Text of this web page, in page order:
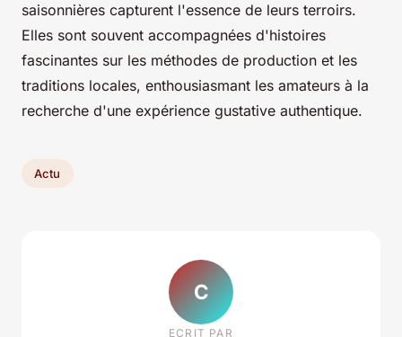
saisonnières capturent l'essence de leurs terroirs.
Elles sont souvent accompagnées d'histoires
fascinantes sur les méthodes de production et les
traditions locales, enthousiasmant les amateurs à la
recherche d'une expérience gustative authentique.
Actu
C
ECRIT PAR